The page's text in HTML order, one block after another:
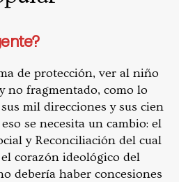
de protección, ver al niño
no fragmentado, como lo
mil direcciones y sus cien
se necesita un cambio: el
y Reconciliación del cual
corazón ideológico del
debería haber concesiones